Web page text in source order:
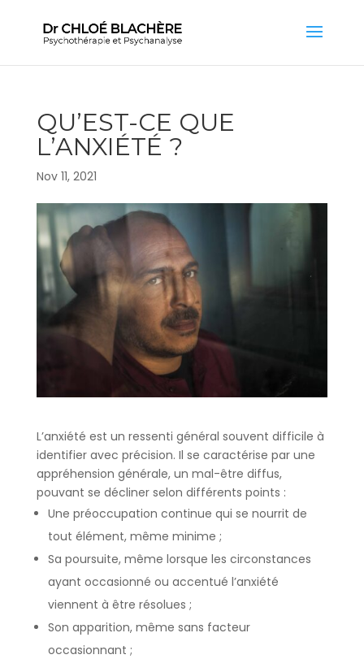
QU’EST-CE QUE
L’ANXIÉTÉ ?
Nov 11, 2021
L’anxiété est un ressenti général souvent difficile à
identifier avec précision. Il se caractérise par une
appréhension générale, un mal-être diffus,
pouvant se décliner selon différents points :
Une préoccupation continue qui se nourrit de
tout élément, même minime ;
Sa poursuite, même lorsque les circonstances
ayant occasionné ou accentué l’anxiété
viennent à être résolues ;
Son apparition, même sans facteur
occasionnant ;